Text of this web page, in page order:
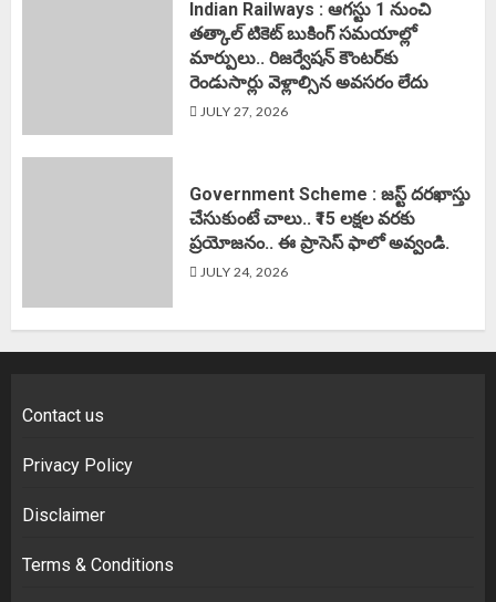
Indian Railways : ఆగస్టు 1 నుంచి
తత్కాల్‌ టికెట్‌ బుకింగ్‌ సమయాల్లో
మార్పులు.. రిజర్వేషన్ కౌంటర్‌కు
రెండుసార్లు వెళ్లాల్సిన అవసరం లేదు
JULY 27, 2026
Government Scheme : జస్ట్ దరఖాస్తు
చేసుకుంటే చాలు.. ₹15 లక్షల వరకు
ప్రయోజనం.. ఈ ప్రాసెస్ ఫాలో అవ్వండి.
JULY 24, 2026
Contact us
Privacy Policy
Disclaimer
Terms & Conditions